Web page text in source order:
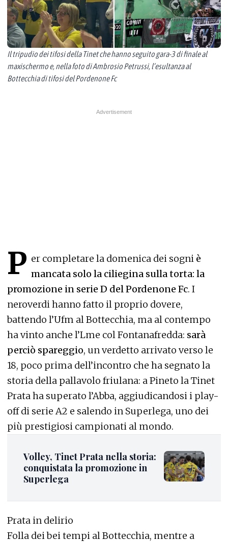
Il tripudio dei tifosi della Tinet che hanno seguito gara-3 di finale al
maxischermo e, nella foto di Ambrosio Petrussi, l’esultanza al
Bottecchia di tifosi del Pordenone Fc
P er completare la domenica dei sogni è
mancata solo la ciliegina sulla torta: la
promozione in serie D del Pordenone Fc. I
neroverdi hanno fatto il proprio dovere,
battendo l’Ufm al Bottecchia, ma al contempo
ha vinto anche l’Lme col Fontanafredda: sarà
perciò spareggio, un verdetto arrivato verso le
18, poco prima dell’incontro che ha segnato la
storia della pallavolo friulana: a Pineto la Tinet
Prata ha superato l’Abba, aggiudicandosi i play-
off di serie A2 e salendo in Superlega, uno dei
più prestigiosi campionati al mondo.
Volley, Tinet Prata nella storia:
conquistata la promozione in
Superlega
Prata in delirio
Folla dei bei tempi al Bottecchia, mentre a